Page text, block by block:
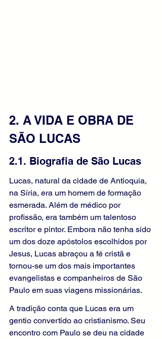
2. A VIDA E OBRA DE
SÃO LUCAS
2.1. Biografia de São Lucas
Lucas, natural da cidade de Antioquia,
na Síria, era um homem de formação
esmerada. Além de médico por
profissão, era também um talentoso
escritor e pintor. Embora não tenha sido
um dos doze apóstolos escolhidos por
Jesus, Lucas abraçou a fé cristã e
tornou-se um dos mais importantes
evangelistas e companheiros de São
Paulo em suas viagens missionárias.
A tradição conta que Lucas era um
gentio convertido ao cristianismo. Seu
encontro com Paulo se deu na cidade